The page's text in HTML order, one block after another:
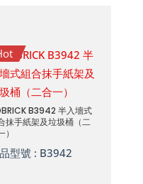
B3942 半入墻式
抹手紙架及垃圾桶（二
）
型號 : B3942